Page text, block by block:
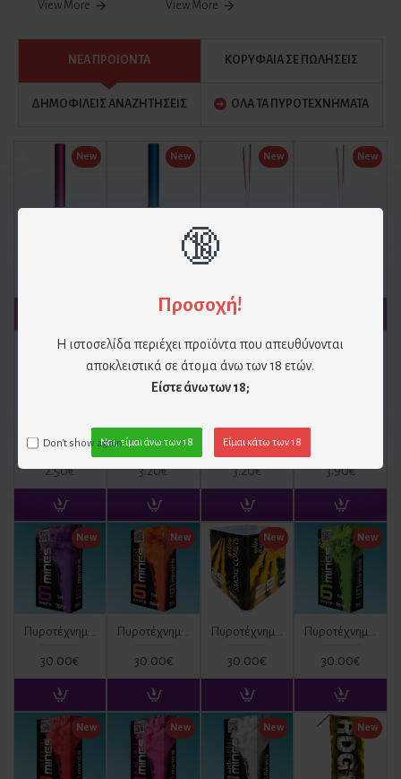
🔞
Προσοχή!
Η ιστοσελίδα περιέχει προϊόντα που απευθύνονται
αποκλειστικά σε άτομα άνω των 18 ετών.
Είστε άνω των 18;
Ναι, είμαι άνω των 18 Είμαι κάτω των 18
Don't show again.
View More View More
ΝΕΑ ΠΡΟΙΟΝΤΑ ΚΟΡΥΦΑΙΑ ΣΕ ΠΩΛΗΣΕΙΣ
ΔΗΜΟΦΙΛΕΙΣ ΑΝΑΖΗΤΗΣΕΙΣ ΟΛΑ ΤΑ ΠΥΡΟΤΕΧΝΗΜΑΤΑ
New New
Πυρσοί Τούρτας Μπλε (2 Τεμ)
New New
New
Σετ Πυρσός και Βάση για μπουκάλι
2.50€
New
Χρυσός Πυρσός Τούρτας (2 τεμ)
3.20€
New
Πυρσοί Τούρτας Rosegold (2 Τεμ)
3.20€ 3.90€
New
Πυροτέχνημα Ημέρας Μωβ 6 βολών (mines) TD6V ΚΑΤ. T1
30.00€
New
Πυροτέχνημα Ημέρας Πορτοκαλί 6 βολών (mines) TD6O ΚΑΤ. T1
30.00€
New
Πυροτέχνημα Ημέρας Κίτρινο TD6Y 6 βολών ΚΑΤ. T1
30.00€
New
Πυροτέχνημα Ημέρας Πράσινο 6 βολών (mines) TD6G ΚΑΤ. T1
30.00€
New New New New